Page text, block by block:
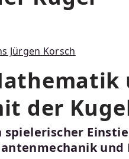
Jürgen Korsch
der
spielerischer